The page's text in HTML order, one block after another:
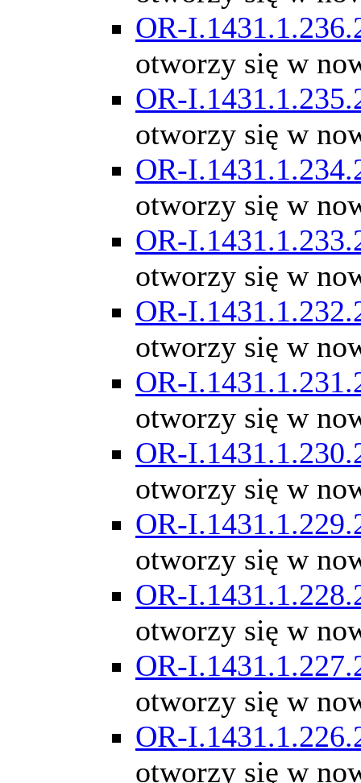
OR-
otworzy się w
OR-
otworzy się w
OR-
otworzy się w
OR-
otworzy się w
OR-
otworzy się w
OR-
otworzy się w
OR-
otworzy się w
OR-
otworzy się w
OR-
otworzy się w
OR-
otworzy się w
OR-
otworzy się w